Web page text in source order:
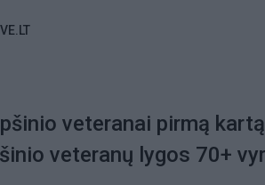
VE.LT
veteranai pirmą
veteranų lygos 70+